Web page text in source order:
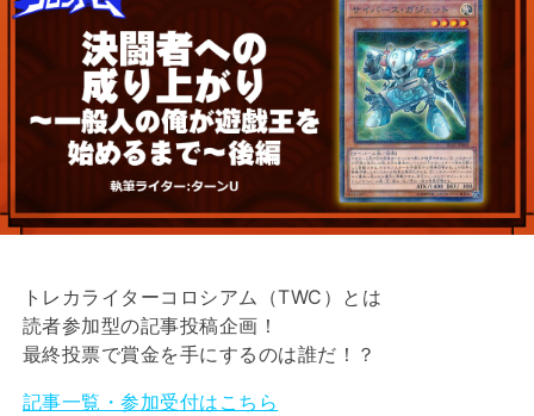
トレカライターコロシアム（TWC）とは
読者参加型の記事投稿企画！
最終投票で賞金を手にするのは誰だ！？
記事一覧・参加受付はこちら